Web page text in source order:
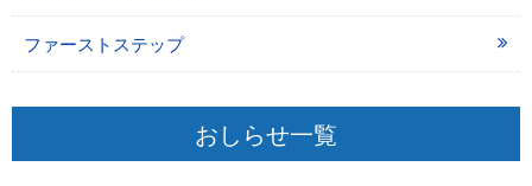
ファーストステップ
おしらせ一覧